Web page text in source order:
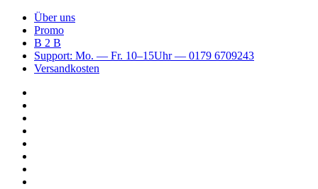
Über uns
Promo
B 2 B
Support: Mo. — Fr. 10–15Uhr — 0179 6709243
Versandkosten